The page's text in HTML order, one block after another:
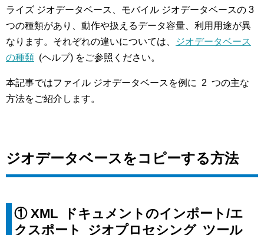
ライズ ジオデータベース、モバイル ジオデータベースの 3
つの種類があり、動作や扱えるデータ容量、利用用途が異
なります。それぞれの違いについては、
ジオデータベース
の種類 (ヘルプ) をご参照ください。
本記事ではファイル ジオデータベースを例に 2 つの主な
方法をご紹介します。
ジオデータベースをコピーする方法
①XML ドキュメントのインポート/エ
クスポート ジオプロセシング ツール